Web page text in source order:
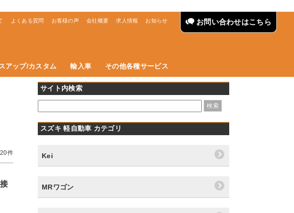
お問い合わせはこちら
会社概要 求人情報 お知らせ
よくある質問 お客様の声
アップ/カスタム 輸入車 その他各種サービス
件
サイト内検索
スズキ 軽自動車 カテゴリ
Kei
MRワゴン